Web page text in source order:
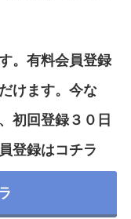
。有料会員登録
けます。今な
初回登録３０日
登録はコチラ